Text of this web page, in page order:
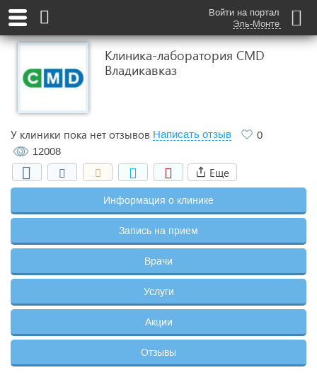
Войти на портал
Эль-Монте
Клиника-лаборатория CMD
Владикавказ
У клиники пока нет отзывов Написать отзыв
0
12008
Еще
Информация о клинике
Запись на прием
Врачи
Услуги
Акции
Отзывы